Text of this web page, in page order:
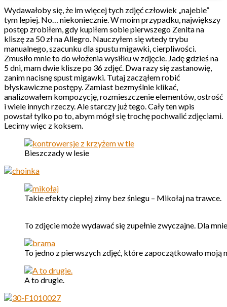
Wydawałoby się, że im więcej tych zdjęć człowiek „najebie”
tym lepiej. No… niekoniecznie. W moim przypadku, największy
postęp zrobiłem, gdy kupiłem sobie pierwszego Zenita na
kliszę za 50 zł na Allegro. Nauczyłem się wtedy trybu
manualnego, szacunku dla spustu migawki, cierpliwości.
Zmusiło mnie to do włożenia wysiłku w zdjęcie. Jadę gdzieś na
5 dni, mam dwie klisze po 36 zdjęć. Dwa razy się zastanowię,
zanim nacisnę spust migawki. Tutaj zacząłem robić
błyskawiczne postępy. Zamiast bezmyślnie klikać,
analizowałem kompozycję, rozmieszczenie elementów, ostrość
i wiele innych rzeczy. Ale starczy już tego. Cały ten wpis
powstał tylko po to, abym mógł się trochę pochwalić zdjęciami.
Lecimy więc z koksem.
Bieszczady w lesie
Takie efekty ciepłej zimy bez śniegu – Mikołaj na trawce.
To zdjęcie może wydawać się zupełnie zwyczajne. Dla
To jedno z pierwszych zdjęć, które zapoczątkowało moją
A to drugie.